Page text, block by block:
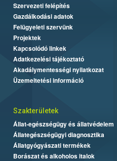
Szervezeti felépítés
Gazdálkodási adatok
Felügyeleti szervünk
Projektek
Kapcsolódó linkek
Adatkezelési tájékoztató
Akadálymentességi nyilatkozat
Üzemeltetési információ
Szakterületek
Állat-egészségügy és állatvédelem
Állategészségügyi diagnosztika
Állatgyógyászati termékek
Borászat és alkoholos italok